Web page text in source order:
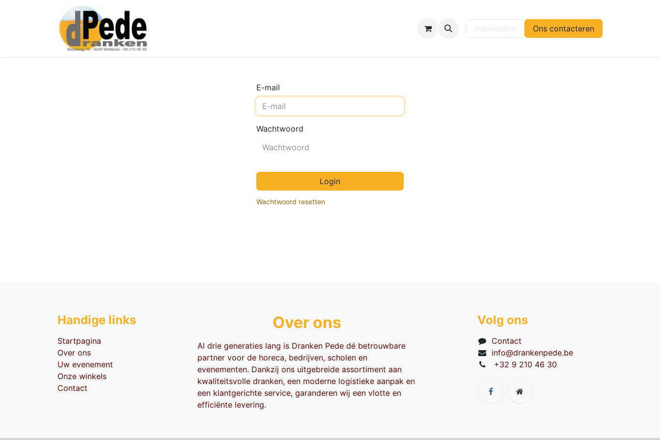
Help Ons contacteren
E-mail
Wachtwoord
Login
Wachtwoord resetten
Handige li​nks
Startpagina
Over ons
Uw evenement
Onze winkels
Contact
Over ons
Al drie generaties lang is Dranken Pede dé betrouwbare
partner voor de horeca, bedrijven, scholen en
evenementen. Dankzij ons uitgebreide assortiment aan
kwaliteitsvolle dranken, een moderne logistieke aanpak en
een klantgerichte service, garanderen wij een vlotte en
efficiënte levering.
Volg ons
Contact
info@drankenpede.be
+32 9 210 46 30